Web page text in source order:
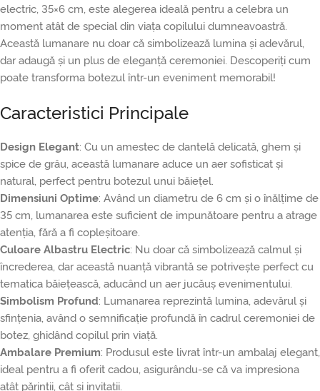
electric, 35×6 cm, este alegerea ideală pentru a celebra un
moment atât de special din viața copilului dumneavoastră.
Această lumanare nu doar că simbolizează lumina și adevărul,
dar adaugă și un plus de eleganță ceremoniei. Descoperiți cum
poate transforma botezul într-un eveniment memorabil!
Caracteristici Principale
Design Elegant: Cu un amestec de dantelă delicată, ghem și
spice de grâu, această lumanare aduce un aer sofisticat și
natural, perfect pentru botezul unui băiețel.
Dimensiuni Optime: Având un diametru de 6 cm și o înălțime de
35 cm, lumanarea este suficient de impunătoare pentru a atrage
atenția, fără a fi copleșitoare.
Culoare Albastru Electric: Nu doar că simbolizează calmul și
încrederea, dar această nuanță vibrantă se potrivește perfect cu
tematica băiețească, aducând un aer jucăuș evenimentului.
Simbolism Profund: Lumanarea reprezintă lumina, adevărul și
sfințenia, având o semnificație profundă în cadrul ceremoniei de
botez, ghidând copilul prin viață.
Ambalare Premium: Produsul este livrat într-un ambalaj elegant,
ideal pentru a fi oferit cadou, asigurându-se că va impresiona
atât părinții, cât și invitații.